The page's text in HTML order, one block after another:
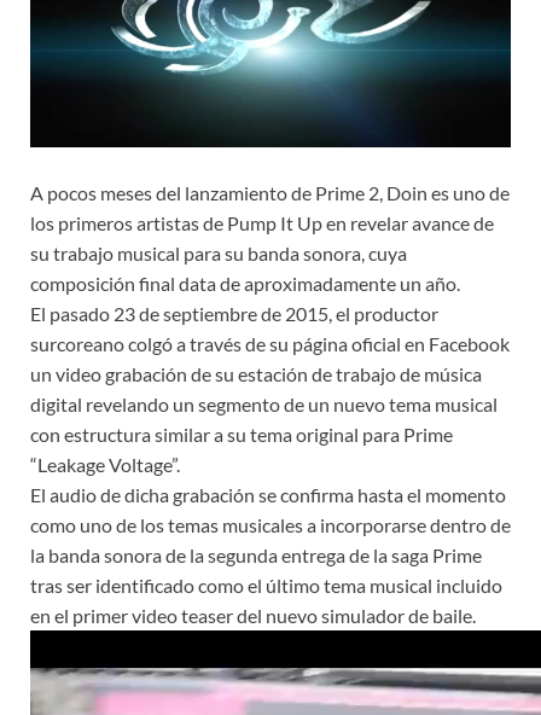
A pocos meses del lanzamiento de Prime 2, Doin es uno de
los primeros artistas de Pump It Up en revelar avance de
su trabajo musical para su banda sonora, cuya
composición final data de aproximadamente un año.
El pasado 23 de septiembre de 2015, el productor
surcoreano colgó a través de su página oficial en Facebook
un video grabación de su estación de trabajo de música
digital revelando un segmento de un nuevo tema musical
con estructura similar a su tema original para Prime
“Leakage Voltage”.
El audio de dicha grabación se confirma hasta el momento
como uno de los temas musicales a incorporarse dentro de
la banda sonora de la segunda entrega de la saga Prime
tras ser identificado como el último tema musical incluido
en el primer video teaser del nuevo simulador de baile.